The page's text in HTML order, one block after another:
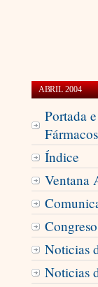
ABRIL 2004
Portada
Fármacos
Índice
Ventana
Noticias
Noticias